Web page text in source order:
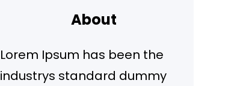
About
Lorem Ipsum has been the
industrys standard dummy